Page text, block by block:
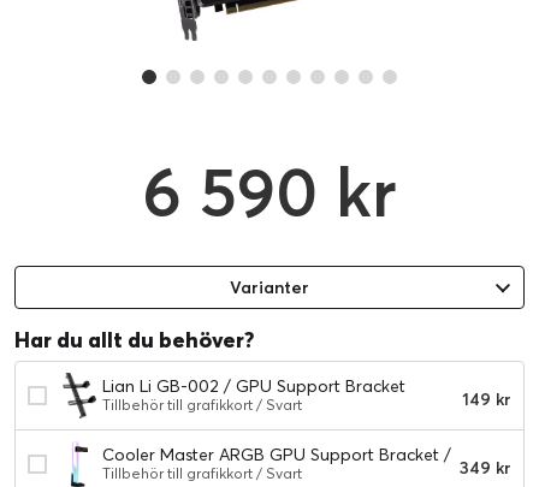
6 590 kr
Varianter
Har du allt du behöver?
Lian Li GB-002 / GPU Support Bracket
Tillbehör till grafikkort / Svart 149 kr
Cooler Master ARGB GPU Support Bracket /
Kantbelyst ARGB & härdat glas
Tillbehör till grafikkort / Svart 349 kr